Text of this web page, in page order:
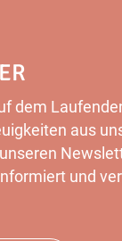
dem
aus
und